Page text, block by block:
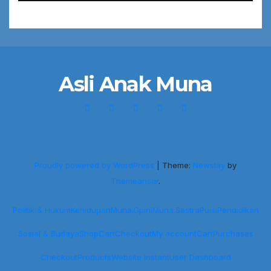
Asli Anak Muna
Proudly powered by WordPress Theme: Newslay by
Themeansar.
Politik & HukumKehidupanMuna.OpiniMuna.SastraPuisiPendidikan
Sosial & BudayaShopCartCheckoutMy accountCartPurchases
CheckoutProductsWebsite InstantUser Dashboard